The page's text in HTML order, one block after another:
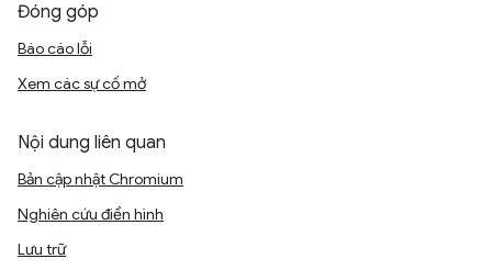
Đóng góp
Báo cáo lỗi
Xem các sự cố mở
Nội dung liên quan
Bản cập nhật Chromium
Nghiên cứu điển hình
Lưu trữ